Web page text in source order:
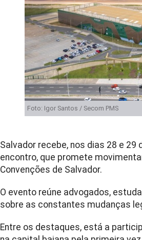
Foto: Igor Santos / Secom PMS
Salvador recebe, nos dias 28 e 29
encontro, que promete
Convenções de Salvador.
O evento reúne advogados,
sobre as constantes mudanças
Entre os destaques, está a